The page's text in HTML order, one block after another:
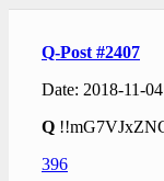
Q-Post #2407
Date: 2018-11-
Q
396